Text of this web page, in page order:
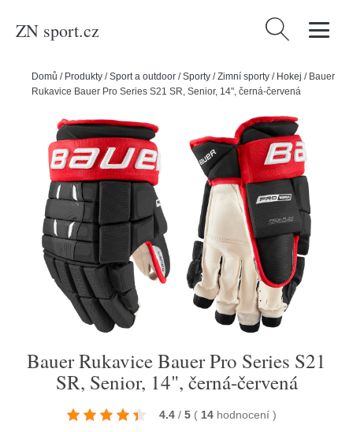
ZN sport.cz Vyhledávání
Domů / Produkty /Sport a outdoor /Sporty /Zimní sporty / Hokej / Bauer
Rukavice Bauer Pro Series S21 SR, Senior, 14", černá-červená
Bauer Rukavice Bauer Pro Series S21
SR, Senior, 14", černá-červená
4.4 / 5 ( 14 hodnocení )